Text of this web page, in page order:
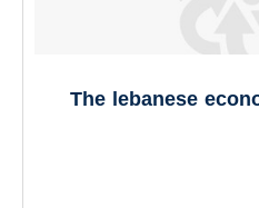
The lebanese